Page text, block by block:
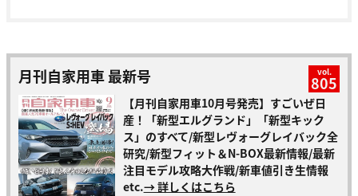
月刊自家用車 最新号 vol.
805
【月刊自家用車10月号発売】すごいぜ日
産！「新型エルグランド」「新型キック
ス」のすべて/新型レヴォーグレイバック全
研究/新型フィット＆N-BOX最新情報/最新
注目モデル攻略大作戦/新車値引き生情報
etc.→ 詳しくはこちら